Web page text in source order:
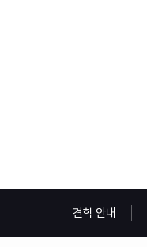
견학 안내